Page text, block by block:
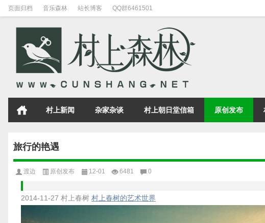
页面归档 音乐森林 站长博客 QQ群6461501
村上新闻 杂家杂谈 村上朝日堂信箱 原创发布
旅行的艳遇
渡边 原创发布 12-01 6481 0
2014-11-27 村上春树 村上春树的艺术世界